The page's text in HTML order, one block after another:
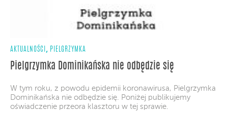
AKTUALNOŚCI , PIELGRZYMKA
Pielgrzymka Dominikańska nie odbędzie się
W tym roku, z powodu epidemii koronawirusa, Pielgrzymka
Dominikańska nie odbędzie się. Poniżej publikujemy
oświadczenie przeora klasztoru w tej sprawie.